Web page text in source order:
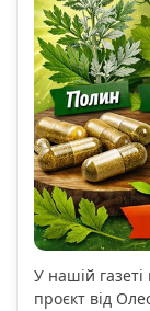
У нашій
проєкт від